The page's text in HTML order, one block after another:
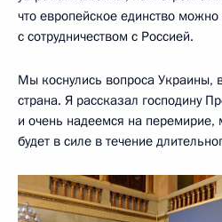
что европейское единство
с сотрудничеством с Россией.
Мы коснулись вопроса Украины,
страна. Я рассказал господину
и очень надеемся на перемирие,
будет в силе в течение